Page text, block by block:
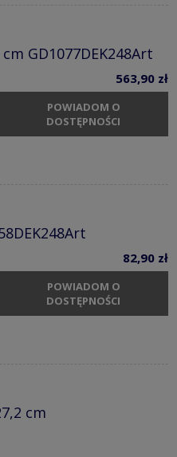
GD1077DEK248Art
563,90 zł
POWIADOM O
DOSTĘPNOŚCI
82,90 zł
POWIADOM O
DOSTĘPNOŚCI
cm